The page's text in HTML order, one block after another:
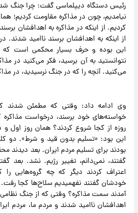
رئیس دستگاه دیپلماسی گفت: چرا جنگ
نیامدیم، چون در مذاکره مقاومت کردیم؛
کردیم. از اینکه در مذاکره به اهدافشان
از اینکه به اهدافشان برسند ناامید
این بوده و حرف بسیار محکمی است
نتوانستید به آن برسید، فکر می‌کنید در
می‌کنید. آنچه را که در جنگ نرسیدید، در
وی ادامه داد: وقتی که مطمئن شدند
روزه از کجا شروع کردند؟ همان روز اول
این بود: «تسلیم بدون قید و شرط». دو
بودند برای تسلیم مردم ایران. بعد دیدند
گفتند، نمی‌دانم، تغییر رژیم. نشد. بعد
اعتراف کردند دیگر که چه گروه‌هایی
خودشان گفتند نفهمیدیم سلاح‌ها کجا
آمدند سمت مذاکره؟ وقتی که از جنگ نظامی
اهدافشان ناامید شدند و مردم ما، مردم